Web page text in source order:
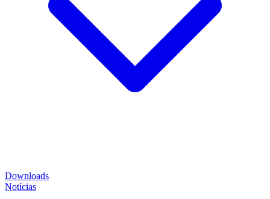
Downloads
Notícias